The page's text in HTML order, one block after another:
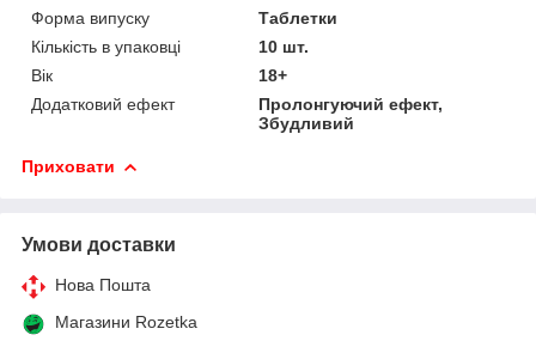
Форма випуску
Таблетки
Кількість в упаковці
10 шт.
Вік
18+
Додатковий ефект
Пролонгуючий ефект,
Збудливий
Приховати
Умови доставки
Нова Пошта
Магазини Rozetka